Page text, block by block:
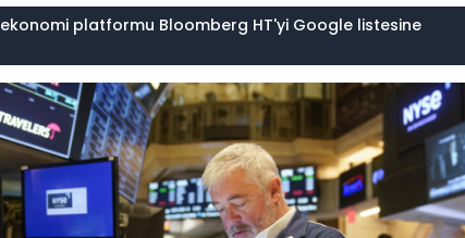
platformu Bloomberg HT'yi Google listesine